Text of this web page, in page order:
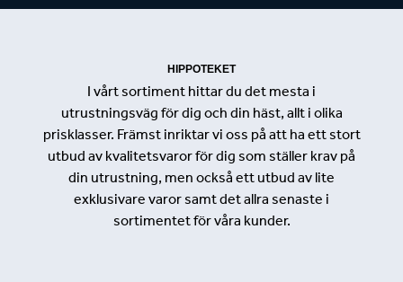
HIPPOTEKET
I vårt sortiment hittar du det mesta i
utrustningsväg för dig och din häst, allt i olika
prisklasser. Främst inriktar vi oss på att ha ett stort
utbud av kvalitetsvaror för dig som ställer krav på
din utrustning, men också ett utbud av lite
exklusivare varor samt det allra senaste i
sortimentet för våra kunder.